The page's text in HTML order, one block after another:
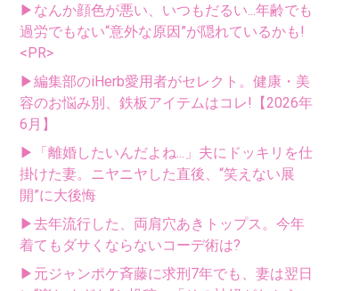
▶なんか顔色が悪い、いつもだるい...年齢でも
過労でもない“意外な原因”が隠れているかも!
<PR>
▶編集部のiHerb愛用者がセレクト。健康・美
容のお悩み別、鉄板アイテムはコレ!【2026年
6月】
▶「離婚したいんだよね...」夫にドッキリを仕
掛けた妻。ニヤニヤした直後、“笑えない展
開”に大後悔
▶去年流行した、両肩穴あきトップス。今年
着てもダサくならないコーデ術は?
▶元ジャンポケ斉藤に求刑7年でも、妻は翌日